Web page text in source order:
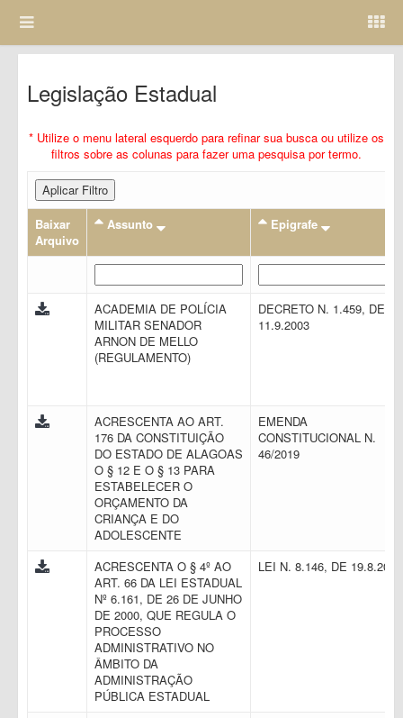
Legislação Estadual
* Utilize o menu lateral esquerdo para refinar sua busca ou utilize os
filtros sobre as colunas para fazer uma pesquisa por termo.
Aplicar Filtro
Baixar
Arquivo
Assunto Epigrafe
ACADEMIA DE POLÍCIA
MILITAR SENADOR
ARNON DE MELLO
(REGULAMENTO)
DECRETO N. 1.459, DE
11.9.2003
ACRESCENTA AO ART.
176 DA CONSTITUIÇÃO
DO ESTADO DE ALAGOAS
O § 12 E O § 13 PARA
ESTABELECER O
ORÇAMENTO DA
CRIANÇA E DO
ADOLESCENTE
EMENDA
CONSTITUCIONAL N.
46/2019
ACRESCENTA O § 4º AO
ART. 66 DA LEI ESTADUAL
Nº 6.161, DE 26 DE JUNHO
DE 2000, QUE REGULA O
PROCESSO
ADMINISTRATIVO NO
ÂMBITO DA
ADMINISTRAÇÃO
PÚBLICA ESTADUAL
LEI N. 8.146, DE